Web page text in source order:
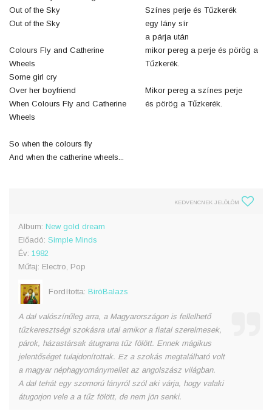
Out of the Sky
Out of the Sky
Colours Fly and Catherine
Wheels
Some girl cry
Over her boyfriend
When Colours Fly and Catherine
Wheels
So when the colours fly
And when the catherine wheels...
Színes perje és Tűzkerék
egy lány sír
a párja után
mikor pereg a perje és pörög a
Tűzkerék.
Mikor pereg a színes perje
és pörög a Tűzkerék.
KEDVENCNEK JELÖLÖM
Album: New gold dream
Előadó: Simple Minds
Év: 1982
Műfaj: Electro, Pop
Fordította: BiróBalazs
A dal valószínűleg arra, a Magyarországon is fellelhető
tűzkeresztségi szokásra utal amikor a fiatal szerelmesek,
párok, házastársak átugrana tűz fölött. Ennek mágikus
jelentőséget tulajdonítottak. Ez a szokás megtalálható volt
a magyar néphagyománymellet az angolszász világban.
A dal tehát egy szomorú lányról szól aki várja, hogy valaki
átugorjon vele a a tűz fölött, de nem jön senki.